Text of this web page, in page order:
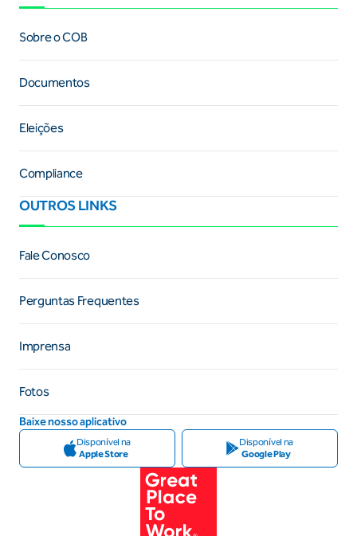
Sobre o COB
Documentos
Eleições
Compliance
OUTROS LINKS
Fale Conosco
Perguntas Frequentes
Imprensa
Fotos
Baixe nosso aplicativo
Disponível na
Apple Store
Disponível na
Google Play